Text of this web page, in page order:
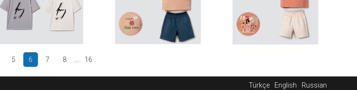
5 6 7 8 16
Türkçe English Russian